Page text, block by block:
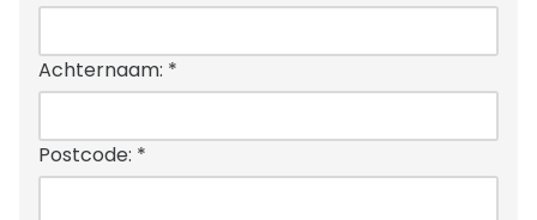
Achternaam: *
Postcode: *